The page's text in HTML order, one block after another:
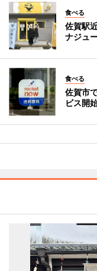
食べる
佐賀駅
ナジュ
食べる
佐賀市
ビス開